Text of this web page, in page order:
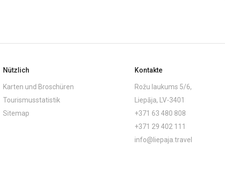
Nützlich
Karten und Broschüren
Tourismusstatistik
Sitemap
Kontakte
Rožu laukums 5/6,
Liepāja, LV-3401
+371 63 480 808
+371 29 402 111
info@liepaja.travel